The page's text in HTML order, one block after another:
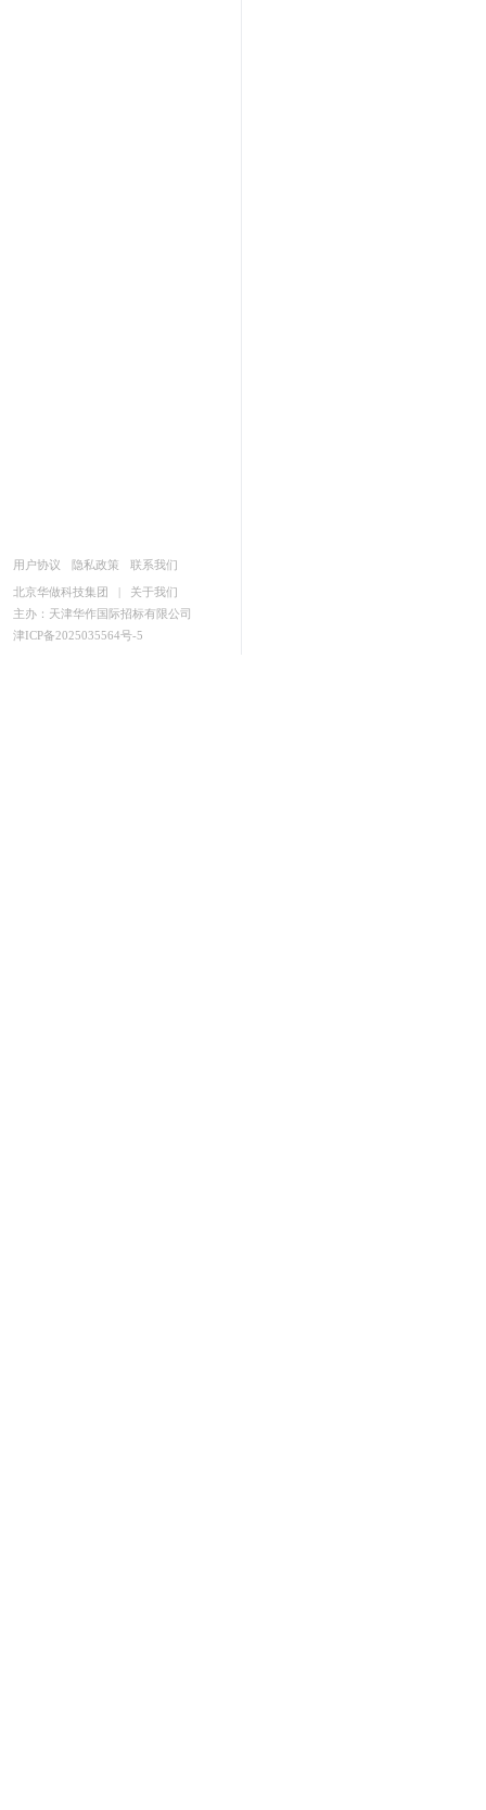
用户协议 隐私政策 联系我们
北京华做科技集团 |
关于我们
主办：天津华作国际招标有限公司
津ICP备2025035564号-5